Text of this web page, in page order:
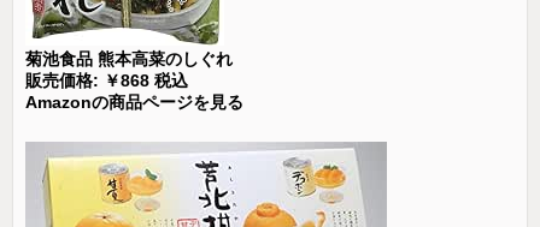
菊池食品 熊本高菜のしぐれ
販売価格: ￥868 税込
Amazonの商品ページを見る